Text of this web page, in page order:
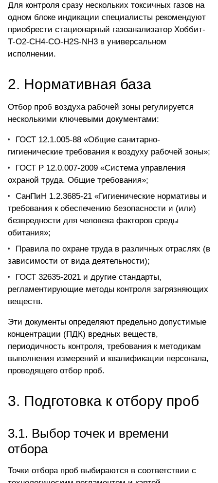
Для контроля сразу нескольких токсичных газов на
одном блоке индикации специалисты рекомендуют
приобрести стационарный газоанализатор Хоббит-
Т-O2-CH4-CO-H2S-NH3 в универсальном
исполнении.
2. Нормативная база
Отбор проб воздуха рабочей зоны регулируется
несколькими ключевыми документами:
ГОСТ 12.1.005-88 «Общие санитарно-
гигиенические требования к воздуху рабочей зоны»;
ГОСТ Р 12.0.007-2009 «Система управления
охраной труда. Общие требования»;
СанПиН 1.2.3685-21 «Гигиенические нормативы и
требования к обеспечению безопасности и (или)
безвредности для человека факторов среды
обитания»;
Правила по охране труда в различных отраслях (в
зависимости от вида деятельности);
ГОСТ 32635-2021 и другие стандарты,
регламентирующие методы контроля загрязняющих
веществ.
Эти документы определяют предельно допустимые
концентрации (ПДК) вредных веществ,
периодичность контроля, требования к методикам
выполнения измерений и квалификации персонала,
проводящего отбор проб.
3. Подготовка к отбору проб
3.1. Выбор точек и времени
отбора
Точки отбора проб выбираются в соответствии с